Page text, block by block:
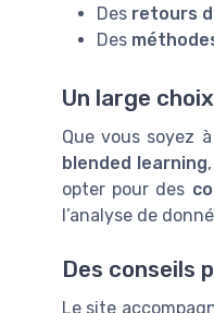
Des retours
Des
Un large
Que vous soyez
blended learning
opter pour des
l’analyse de
Des conseils
Le site